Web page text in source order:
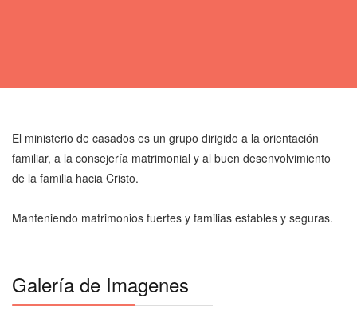
El ministerio de casados es un grupo dirigido a la orientación
familiar, a la consejería matrimonial y al buen desenvolvimiento
de la familia hacia Cristo.
Manteniendo matrimonios fuertes y familias estables y seguras.
Galería de Imagenes